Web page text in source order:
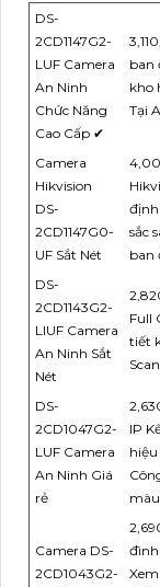
DS-
2CD1147G2-
LUF Camera
An Ninh
Chức Năng
Cao Cấp ✔
ban
kho
Tại
Camera
Hikvision
DS-
2CD1147G0-
UF Sắt Nét
định
sắc
ban
DS-
2CD1143G2-
LIUF Camera
An Ninh Sắt
Nét
Full
tiết
DS-
2CD1047G2-
LUF Camera
An Ninh Giá
rẻ
IP
Camera DS-
2CD1043G2-